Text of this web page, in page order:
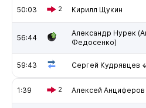
50:03 2 Кирилл Щукин
56:44
Александр Нурек
Федосенко)
59:43 Сергей Кудрявцев
1:39 2 Алексей Анциферов